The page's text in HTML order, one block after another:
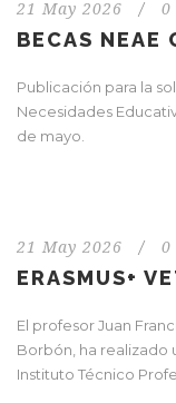
21 May 2026 / 0
BECAS
Publicación para la
Necesidades
de mayo.
21 May 2026 / 0
ERASMUS+
El profesor Juan
Borbón, ha realizado
Instituto Técnico